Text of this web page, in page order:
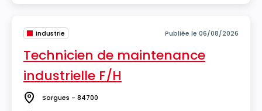
Industrie Publiée le 06/08/2026
Technicien de maintenance
industrielle F/H
Lieu Sorgues - 84700